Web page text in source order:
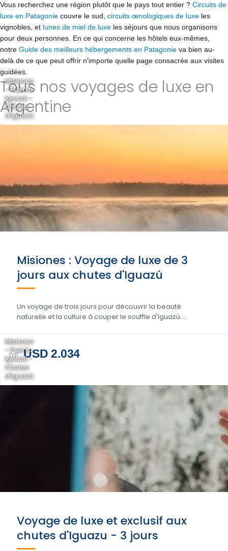
Vous recherchez une région plutôt que le pays tout entier ? Circuits de
luxe en Patagonie couvre le sud, circuits œnologiques de luxe les
vignobles, et lunes de miel de luxe les séjours que nous organisons
pour deux personnes. En ce qui concerne les hôtels eux-mêmes,
notre Guide des meilleurs hébergements en Patagonie va bien au-
delà de ce que peut offrir n'importe quelle page consacrée aux visites
guidées.
Tous nos voyages de luxe en
Argentine
Misiones
- Puerto
Iguazú -
Chutes
d'Iguazú
Misiones : Voyage de luxe de 3
jours aux chutes d'Iguazú
Un voyage de trois jours pour découvrir la beauté
naturelle et la culture à couper le souffle d'Iguazú....
DE USD 2.034
Misiones
- Puerto
Iguazú -
Chutes
d'Iguazú
Voyage de luxe et exclusif aux
chutes d'Iguazu - 3 jours